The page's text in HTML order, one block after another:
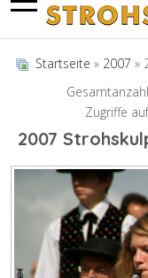
Startseite » 2007 »
Zugriffe
2007